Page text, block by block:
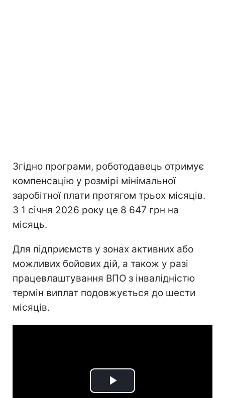
Згідно програми, роботодавець отримує
компенсацію у розмірі мінімальної
заробітної плати протягом трьох місяців.
З 1 січня 2026 року це 8 647 грн на
місяць.
Для підприємств у зонах активних або
можливих бойових дій, а також у разі
працевлаштування ВПО з інвалідністю
термін виплат подовжується до шести
місяців.
Play